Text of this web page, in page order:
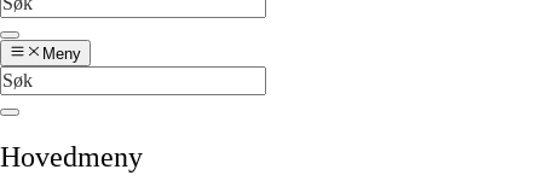
Meny
Hovedmeny